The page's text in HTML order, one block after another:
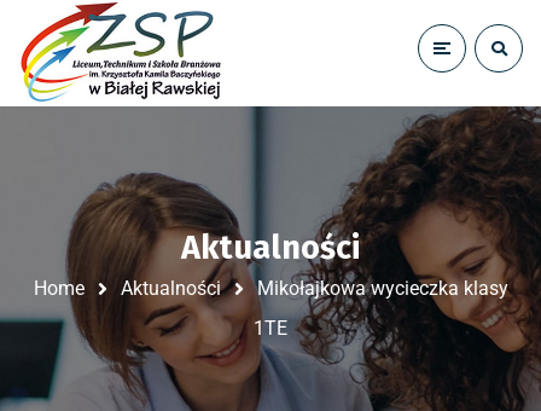
Aktualności
Home Aktualności
Mikołajkowa wycieczka klasy
1TE